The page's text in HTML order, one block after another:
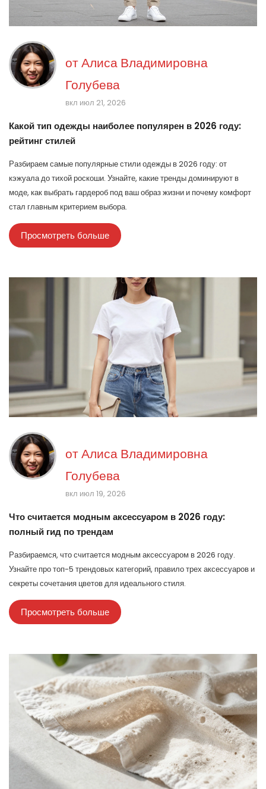
отАлиса Владимировна
Голубева
вкл июл 21, 2026
Какой тип одежды наиболее популярен в 2026 году:
рейтинг стилей
Разбираем самые популярные стили одежды в 2026 году: от
кэжуала до тихой роскоши. Узнайте, какие тренды доминируют в
моде, как выбрать гардероб под ваш образ жизни и почему комфорт
стал главным критерием выбора.
Просмотреть больше
отАлиса Владимировна
Голубева
вкл июл 19, 2026
Что считается модным аксессуаром в 2026 году:
полный гид по трендам
Разбираемся, что считается модным аксессуаром в 2026 году.
Узнайте про топ-5 трендовых категорий, правило трех аксессуаров и
секреты сочетания цветов для идеального стиля.
Просмотреть больше